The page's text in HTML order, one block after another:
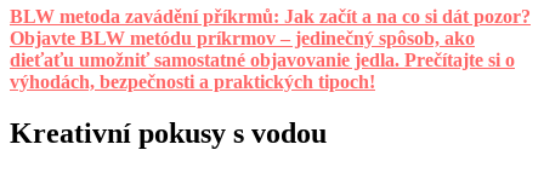
BLW metoda zavádění příkrmů: Jak začít a na co si dát pozor?
Objavte BLW metódu príkrmov – jedinečný spôsob, ako
dieťaťu umožniť samostatné objavovanie jedla. Prečítajte si o
výhodách, bezpečnosti a praktických tipoch!
Kreativní pokusy s vodou